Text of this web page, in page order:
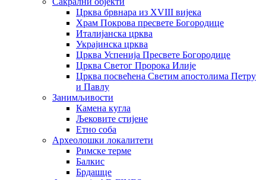
Црква брвнара из XVIII вијека
Храм Покрова пресвете Богородице
Италијанска црква
Украјинска црква
Црква Успенија Пресвете Богородице
Црква Светог Пророка Илије
Црква посвећена Светим апостолима Петру
и Павлу
Занимљивости
Камена кугла
Љековите стијене
Етно соба
Археолошки локалитети
Римске терме
Балкис
Брдашце